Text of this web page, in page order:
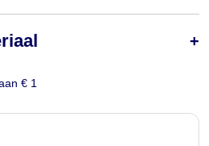
€ 1